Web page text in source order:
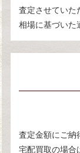
査定させていた
相場に基づいた
査定金額にご納
宅配買取の場合